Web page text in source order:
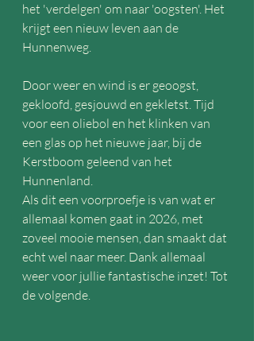
het 'verdelgen' om naar 'oogsten'. Het
krijgt een nieuw leven aan de
Hunnenweg.
Door weer en wind is er geoogst,
gekloofd, gesjouwd en gekletst. Tijd
voor een oliebol en het klinken van
een glas op het nieuwe jaar, bij de
Kerstboom geleend van het
Hunnenland.
Als dit een voorproefje is van wat er
allemaal komen gaat in 2026, met
zoveel mooie mensen, dan smaakt dat
echt wel naar meer. Dank allemaal
weer voor jullie fantastische inzet! Tot
de volgende.